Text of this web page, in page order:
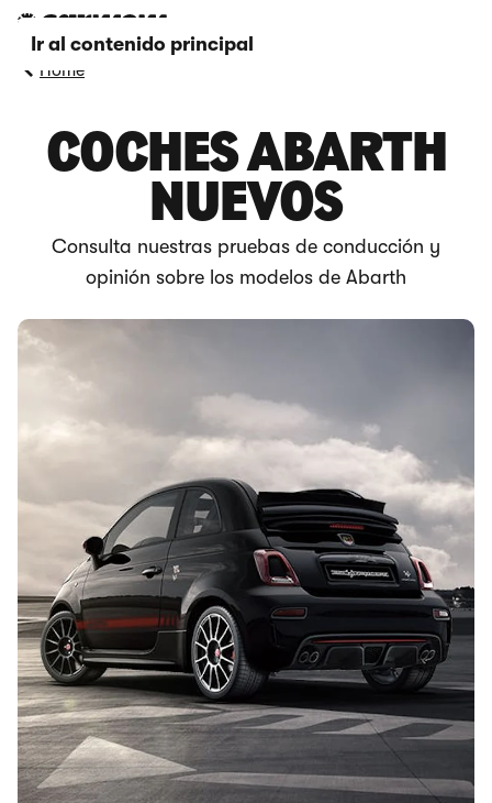
Ir al contenido principal
Home
COCHES ABARTH
NUEVOS
Consulta nuestras pruebas de conducción y
opinión sobre los modelos de Abarth